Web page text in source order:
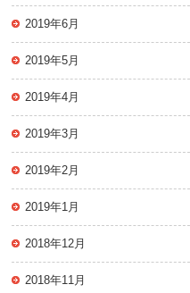
2019年6月
2019年5月
2019年4月
2019年3月
2019年2月
2019年1月
2018年12月
2018年11月